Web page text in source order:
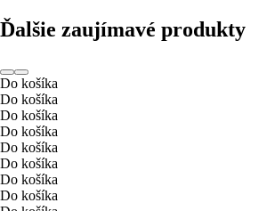
Ďalšie zaujímavé produkty
Do košíka
Do košíka
Do košíka
Do košíka
Do košíka
Do košíka
Do košíka
Do košíka